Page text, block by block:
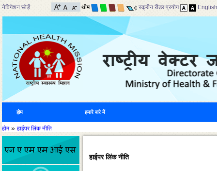
नेविगेशन छोड़ें थीम स्क्रीन रीडर प्रयोग English
होम हमारे बारे में
होम» हाईपर लिंक नीति
हाईपर लिंक नीति